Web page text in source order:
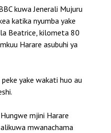
kuwa Jenerali Mujuru
katika nyumba yake
Beatrice, kilometa 80
Harare asubuhi ya
yake wakati huo au
mjini Harare
mwanachama